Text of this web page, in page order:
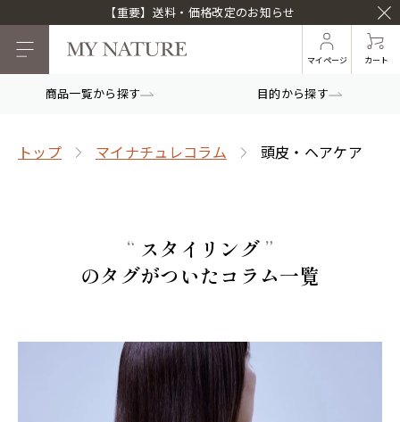
【重要】送料・価格改定のお知らせ
マイページ カート
商品一覧から探す 目的から探す
トップ マイナチュレコラム 頭皮・ヘアケア
“ スタイリング ”
のタグがついたコラム一覧